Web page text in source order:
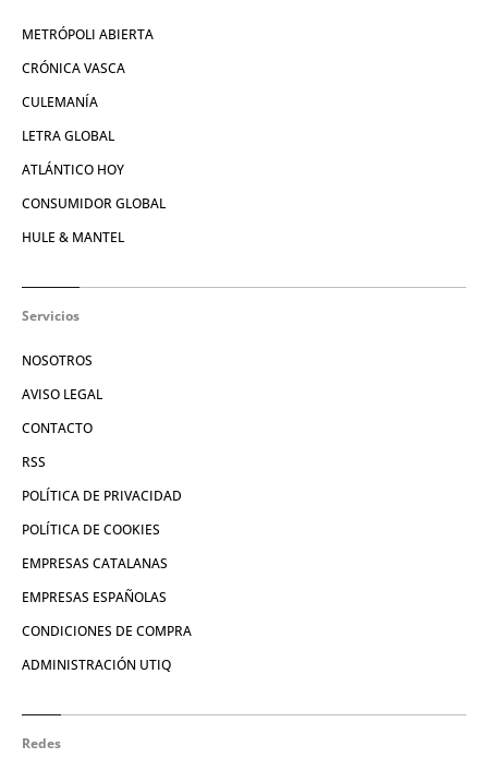
METRÓPOLI ABIERTA
CRÓNICA VASCA
CULEMANÍA
LETRA GLOBAL
ATLÁNTICO HOY
CONSUMIDOR GLOBAL
HULE & MANTEL
Servicios
NOSOTROS
AVISO LEGAL
CONTACTO
RSS
POLÍTICA DE PRIVACIDAD
POLÍTICA DE COOKIES
EMPRESAS CATALANAS
EMPRESAS ESPAÑOLAS
CONDICIONES DE COMPRA
ADMINISTRACIÓN UTIQ
Redes